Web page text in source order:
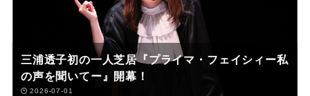
三浦透子初の一人芝居『プライマ・フェイシィー私
の声を聞いてー』開幕！
2026-07-01